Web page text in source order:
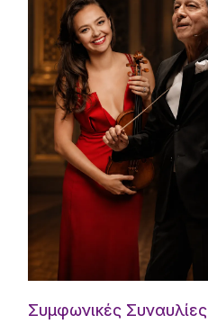
Συμφωνικές Συναυλίες